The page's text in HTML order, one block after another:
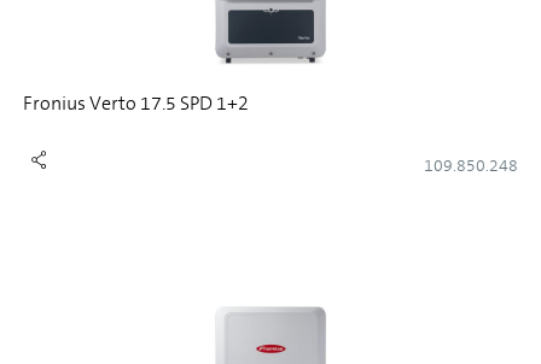
Fronius Verto 17.5 SPD 1+2
109.850.248